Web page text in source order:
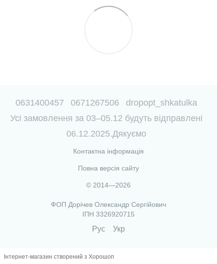
0631400457 0671267506
dropopt_shkatulka
Усі замовлення за 03–05.12 будуть відправлені
06.12.2025.Дякуємо
Контактна інформація
Повна версія сайту
© 2014—2026
ФОП Дорічев Олександр Сергійович
ІПН 3326920715
Рус Укр
Інтернет-магазин створений з Хорошоп